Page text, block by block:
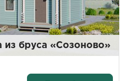
из бруса «Созоново»